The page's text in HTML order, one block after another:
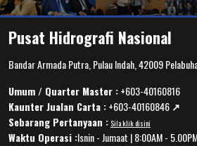
Pusat Hidrografi Nasional
Bandar Armada Putra, Pulau Indah, 42009
Umum / Quarter Master :+603-40160816
Kaunter Jualan Carta :+603-40160846 ↗️
Sebarang Pertanyaan : Sila klik disini
Waktu Operasi :Isnin - Jumaat | 8:00AM -